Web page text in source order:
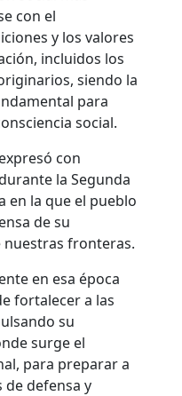
con el
y los valores
incluidos los
siendo la
para
social.
con
la Segunda
en la que el pueblo
de su
nuestras fronteras.
en esa época
fortalecer a las
su
surge el
para preparar a
de defensa y